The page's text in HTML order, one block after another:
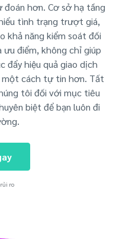
đoán hơn. Cơ sở hạ tầng
tình trạng trượt giá,
khả năng kiểm soát đối
điểm, không chỉ giúp
đẩy hiệu quả giao dịch
cách tự tin hơn. Tất
tôi đối với mục tiêu
biệt để bạn luôn đi
ro